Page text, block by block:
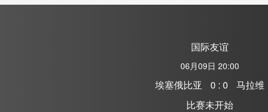
国际友谊
06月09日 20:00
埃塞俄比亚 0 : 0
马拉维
比赛未开始